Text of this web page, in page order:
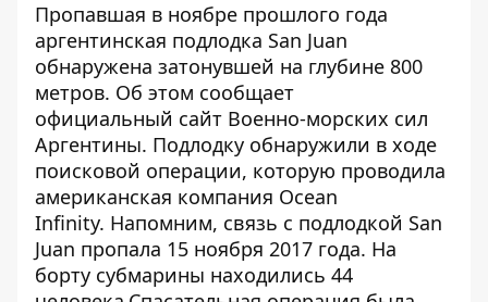
Пропавшая в ноябре прошлого года
аргентинская подлодка San Juan
обнаружена затонувшей на глубине 800
метров. Об этом сообщает
официальный сайт Военно-морских сил
Аргентины. Подлодку обнаружили в ходе
поисковой операции, которую проводила
американская компания Ocean
Infinity. Напомним, связь с подлодкой San
Juan пропала 15 ноября 2017 года. На
борту субмарины находились 44